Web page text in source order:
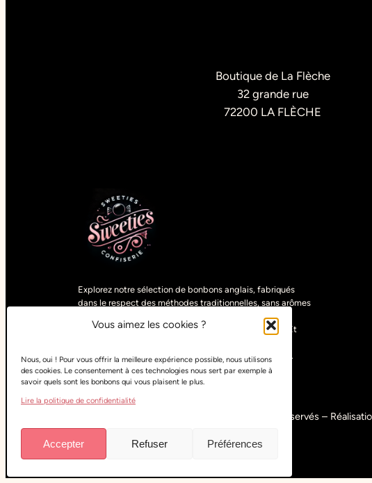
Vous aimez les cookies ?
Nous, oui ! Pour vous offrir la meilleure expérience possible, nous utilisons
des cookies. Le consentement à ces technologies nous sert par exemple à
savoir quels sont les bonbons qui vous plaisent le plus.
Lire la politique de confidentialité
Accepter Refuser Préférences
Boutique de La Flèche
32 grande rue
72200 LA FLÈCHE
Explorez notre sélection de bonbons anglais, fabriqués
dans le respect des méthodes traditionnelles, sans arômes
artificiels. Découvrez des gourmandises uniques,
sélectionnées parmi les spécialités du monde entier. Et
végétariens, vegans, halals, sans sucre ou sans gluten.
– Tous droits réservés –